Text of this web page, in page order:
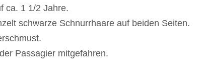
ca. 1 1/2 Jahre.
schwarze Schnurrhaare auf beiden Seiten.
Passagier mitgefahren.